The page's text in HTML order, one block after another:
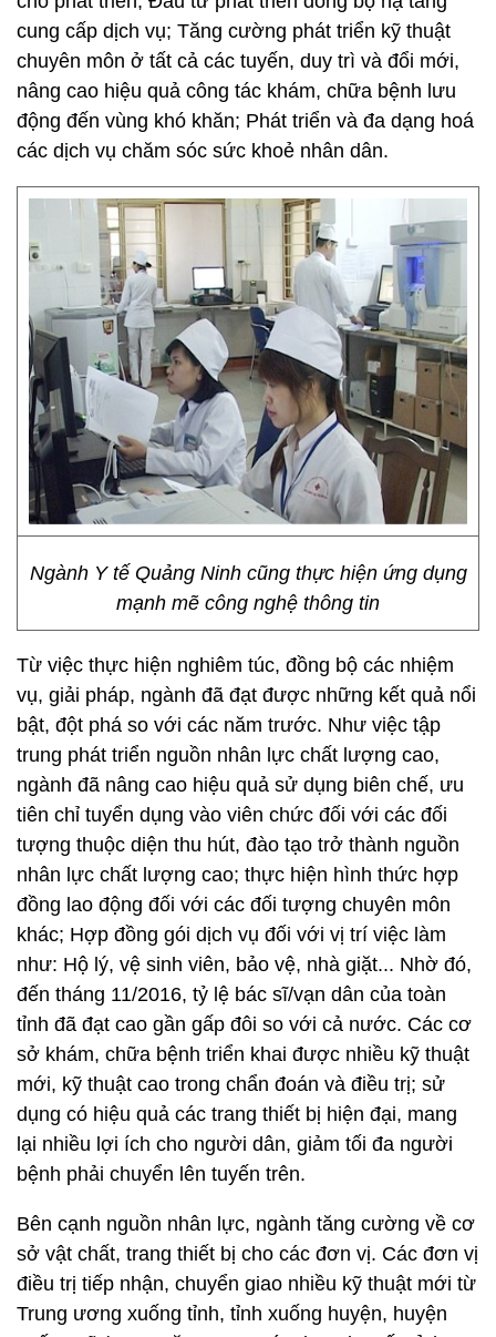
cung cấp dịch vụ; Tăng cường phát triển kỹ thuật
chuyên môn ở tất cả các tuyến, duy trì và đổi mới,
nâng cao hiệu quả công tác khám, chữa bệnh lưu
động đến vùng khó khăn; Phát triển và đa dạng hoá
các dịch vụ chăm sóc sức khoẻ nhân dân.
Ngành Y tế Quảng Ninh cũng thực hiện ứng dụng
mạnh mẽ công nghệ thông tin
Từ việc thực hiện nghiêm túc, đồng bộ các nhiệm
vụ, giải pháp, ngành đã đạt được những kết quả nổi
bật, đột phá so với các năm trước. Như việc tập
trung phát triển nguồn nhân lực chất lượng cao,
ngành đã nâng cao hiệu quả sử dụng biên chế, ưu
tiên chỉ tuyển dụng vào viên chức đối với các đối
tượng thuộc diện thu hút, đào tạo trở thành nguồn
nhân lực chất lượng cao; thực hiện hình thức hợp
đồng lao động đối với các đối tượng chuyên môn
khác; Hợp đồng gói dịch vụ đối với vị trí việc làm
như: Hộ lý, vệ sinh viên, bảo vệ, nhà giặt... Nhờ đó,
đến tháng 11/2016, tỷ lệ bác sĩ/vạn dân của toàn
tỉnh đã đạt cao gần gấp đôi so với cả nước. Các cơ
sở khám, chữa bệnh triển khai được nhiều kỹ thuật
mới, kỹ thuật cao trong chẩn đoán và điều trị; sử
dụng có hiệu quả các trang thiết bị hiện đại, mang
lại nhiều lợi ích cho người dân, giảm tối đa người
bệnh phải chuyển lên tuyến trên.
Bên cạnh nguồn nhân lực, ngành tăng cường về cơ
sở vật chất, trang thiết bị cho các đơn vị. Các đơn vị
điều trị tiếp nhận, chuyển giao nhiều kỹ thuật mới từ
Trung ương xuống tỉnh, tỉnh xuống huyện, huyện